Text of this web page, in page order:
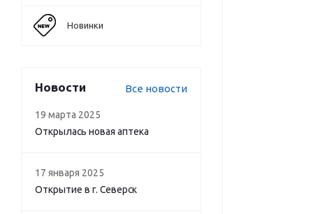
Новинки
Новости Все новости
19 марта 2025
Открылась новая аптека
17 января 2025
Открытие в г. Северск